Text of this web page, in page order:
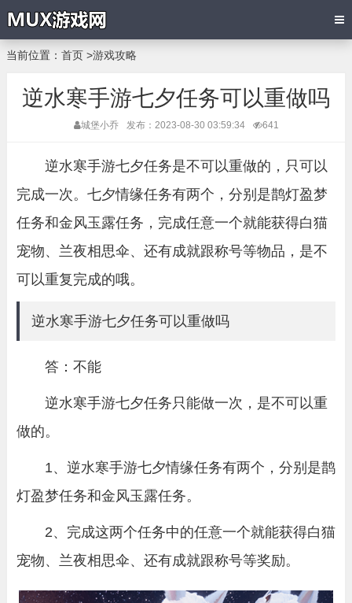
当前位置： 首页 >游戏攻略
逆水寒手游七夕任务可以重做吗
城堡小乔 发布：2023-08-30 03:59:34 641
逆水寒手游七夕任务是不可以重做的，只可以
完成一次。七夕情缘任务有两个，分别是鹊灯盈梦
任务和金风玉露任务，完成任意一个就能获得白猫
宠物、兰夜相思伞、还有成就跟称号等物品，是不
可以重复完成的哦。
逆水寒手游七夕任务可以重做吗
答：不能
逆水寒手游七夕任务只能做一次，是不可以重
做的。
1、逆水寒手游七夕情缘任务有两个，分别是鹊
灯盈梦任务和金风玉露任务。
2、完成这两个任务中的任意一个就能获得白猫
宠物、兰夜相思伞、还有成就跟称号等奖励。